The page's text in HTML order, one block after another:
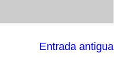
Entrada antigua